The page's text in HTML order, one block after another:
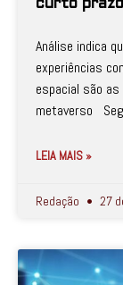
curto prazo
Análise indica
experiências
espacial são
metaverso
LEIA MAIS »
Redação 27